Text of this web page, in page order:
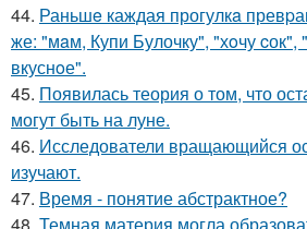
44. Раньшe каждая прогулкa
же: "мaм, Купи Булочку", "хoчу cок",
вкуснoе".
45. Появилась теория о том, что
могут быть на луне.
46. Исследователи вращающийся
изучают.
47. Время - понятие абстрактное?